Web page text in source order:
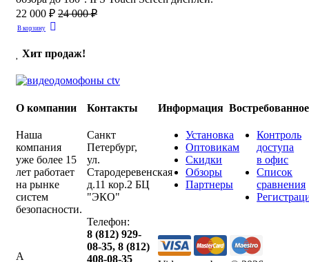
22 000 ₽ 24 000 ₽
В корзину
Хит продаж!
О компании
Наша
компания
уже более 15
лет работает
на рынке
систем
безопасности.
А
Контакты
Санкт
Петербург,
ул.
Стародеревенская
д.11 кор.2 БЦ
"ЭКО"
Телефон:
8 (812) 929-
08-35,8 (812)
408-08-35
Информация
Установка
Оптовикам
Скидки
Обзоры
Партнеры
Востребованное
Контроль
доступа
в офис
Список
сравнения